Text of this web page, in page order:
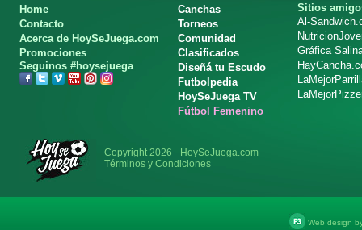
Home
Contacto
Acerca de HoySeJuega.com
Promociones
Seguinos #hoysejuega
Canchas
Torneos
Comunidad
Clasificados
Diseñá tu Escudo
Futbolpedia
HoySeJuega TV
Fútbol Femenino
Sitios
Al-
Gráfica
Copyright 2026 - HoySeJuega.com
Términos y Condiciones
Web design